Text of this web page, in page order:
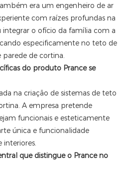
era um engenheiro de ar
com raízes profundas na
integrar o ofício da família com a
especificamente no teto de
parede de cortina.
do produto Prance se
na criação de sistemas de teto
A empresa pretende
funcionais e esteticamente
única e funcionalidade
interiores.
que distingue o Prance no